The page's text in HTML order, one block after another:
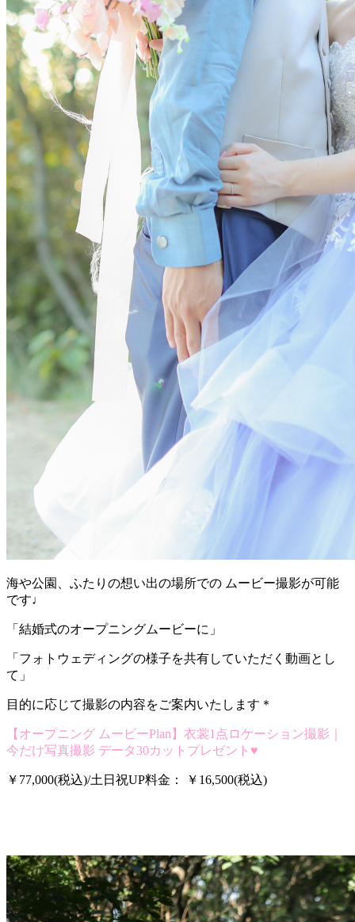
海や公園、ふたりの想い出の場所での ムービー撮影が可能
です♩
「結婚式のオープニングムービーに」
「フォトウェディングの様子を共有していただく動画とし
て」
目的に応じて撮影の内容をご案内いたします＊
【オープニング ムービーPlan】衣裳1点ロケーション撮影｜
今だけ写真撮影 データ30カットプレゼント♥
￥77,000(税込)/土日祝UP料金： ￥16,500(税込)